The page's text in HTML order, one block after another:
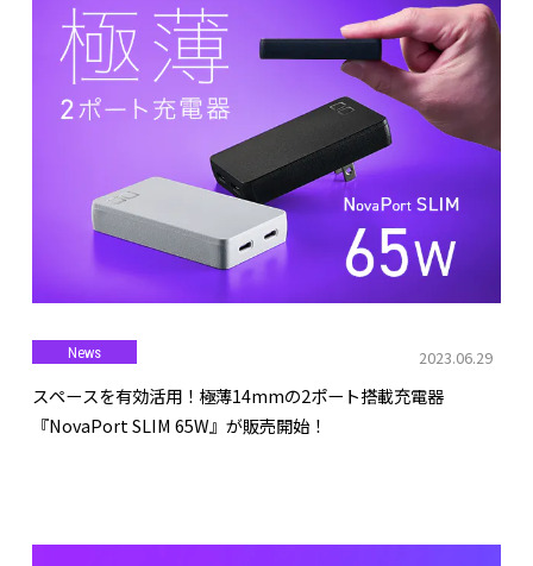
News 2023.06.29
スペースを有効活用！極薄14mmの2ポート搭載充電器
『NovaPort SLIM 65W』が販売開始！